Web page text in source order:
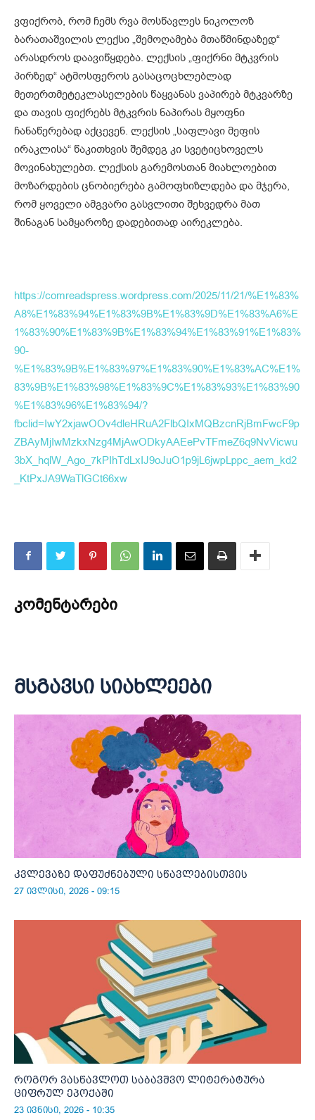
ვფიქრობ, რომ ჩემს რვა მოსწავლეს ნიკოლოზ
ბარათაშვილის ლექსი „შემოღამება მთაწმინდაზედ“
არასდროს დაავიწყდება. ლექსის „ფიქრნი მტკვრის
პირზედ“ ატმოსფეროს გასაცოცხლებლად
მეთერთმეტეკლასელების წაყვანას ვაპირებ მტკვარზე
და თავის ფიქრებს მტკვრის ნაპირას მყოფნი
ჩანაწერებად აქცევენ. ლექსის „საფლავი მეფის
ირაკლისა“ წაკითხვის შემდეგ კი სვეტიცხოველს
მოვინახულებთ. ლექსის გარემოსთან მიახლოებით
მოზარდების ცნობიერება გამოფხიზლდება და მჯერა,
რომ ყოველი ამგვარი გასვლითი შეხვედრა მათ
შინაგან სამყაროზე დადებითად აირეკლება.
https://comreadspress.wordpress.com/2025/11/21/%E1%83%
A8%E1%83%94%E1%83%9B%E1%83%9D%E1%83%A6%E
1%83%90%E1%83%9B%E1%83%94%E1%83%91%E1%83%
90-
%E1%83%9B%E1%83%97%E1%83%90%E1%83%AC%E1%
83%9B%E1%83%98%E1%83%9C%E1%83%93%E1%83%90
%E1%83%96%E1%83%94/?
fbclid=IwY2xjawOOv4dleHRuA2FlbQIxMQBzcnRjBmFwcF9p
ZBAyMjIwMzkxNzg4MjAwODkyAAEePvTFmeZ6q9NvVicwu
3bX_hqlW_Ago_7kPIhTdLxIJ9oJuO1p9jL6jwpLppc_aem_kd2
_KtPxJA9WaTlGCt66xw
კომენტარები
მსგავსი სიახლეები
კვლევაზე დაფუძნებული სწავლებისთვის
27 ივლისი, 2026 - 09:15
როგორ ვასწავლოთ საბავშვო ლიტერატურა
ციფრულ ეპოქაში
23 ივნისი, 2026 - 10:35